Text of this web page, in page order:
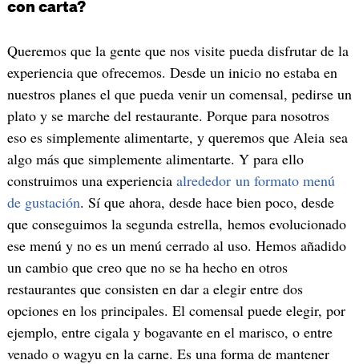
con carta?
Queremos que la gente que nos visite pueda disfrutar de la
experiencia que ofrecemos. Desde un inicio no estaba en
nuestros planes el que pueda venir un comensal, pedirse un
plato y se marche del restaurante. Porque para nosotros
eso es simplemente alimentarte, y queremos que Aleia sea
algo más que simplemente alimentarte. Y para ello
construimos una experiencia alrededor un formato menú
de gustación. Sí que ahora, desde hace bien poco, desde
que conseguimos la segunda estrella, hemos evolucionado
ese menú y no es un menú cerrado al uso. Hemos añadido
un cambio que creo que no se ha hecho en otros
restaurantes que consisten en dar a elegir entre dos
opciones en los principales. El comensal puede elegir, por
ejemplo, entre cigala y bogavante en el marisco, o entre
venado o wagyu en la carne. Es una forma de mantener